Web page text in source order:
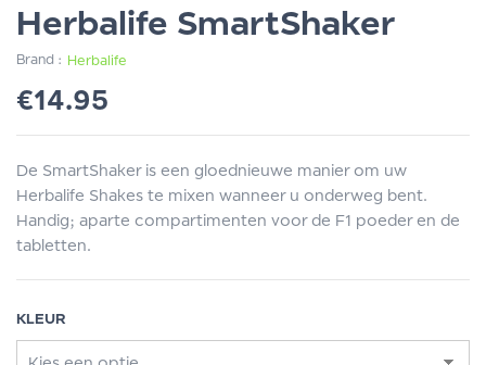
Herbalife SmartShaker
Brand : Herbalife
€14.95
De SmartShaker is een gloednieuwe manier om uw
Herbalife Shakes te mixen wanneer u onderweg bent.
Handig; aparte compartimenten voor de F1 poeder en de
tabletten.
KLEUR